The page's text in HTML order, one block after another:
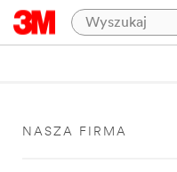
NASZA FIRMA